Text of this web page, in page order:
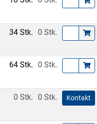
34 Stk. 0 Stk.
64 Stk. 0 Stk.
0 Stk. 0 Stk. Kontakt